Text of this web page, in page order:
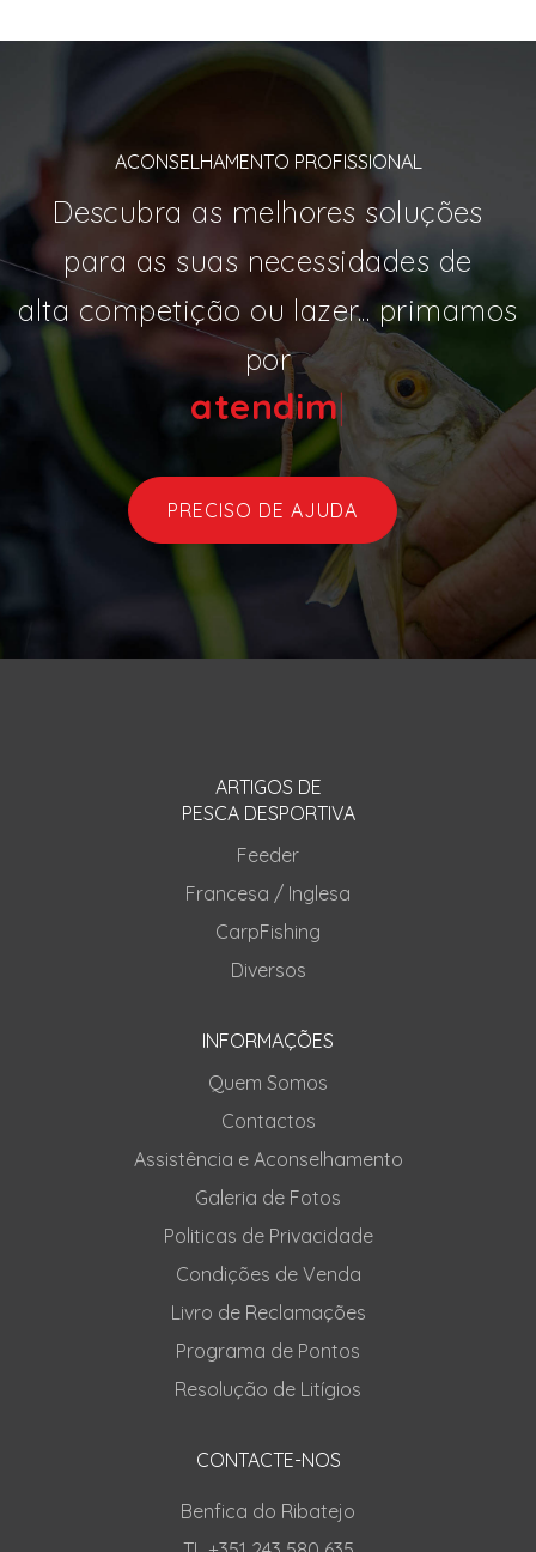
ACONSELHAMENTO PROFISSIONAL
Descubra as melhores soluções
para as suas necessidades de
alta competição ou lazer... primamos
por
ate|
PRECISO DE AJUDA
ARTIGOS DE
PESCA DESPORTIVA
Feeder
Francesa / Inglesa
CarpFishing
Diversos
INFORMAÇÕES
Quem Somos
Contactos
Assistência e Aconselhamento
Galeria de Fotos
Politicas de Privacidade
Condições de Venda
Livro de Reclamações
Programa de Pontos
Resolução de Litígios
CONTACTE-NOS
Benfica do Ribatejo